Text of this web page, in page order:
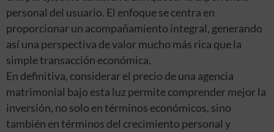
personal del usuario. El enfoque se centra en
proporcionar un acompañamiento integral, generando
así una perspectiva de valor mucho más rica que la
simple transacción económica.
En definitiva, considerar el precio de una agencia
matrimonial bajo esta luz permite comprender mejor la
inversión, no solo en términos económicos, sino
también en términos del crecimiento personal y